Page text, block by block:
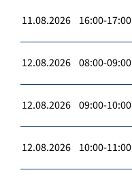
11.08.2026 16:00-17:00
12.08.2026 08:00-09:00
12.08.2026 09:00-10:00
12.08.2026 10:00-11:00